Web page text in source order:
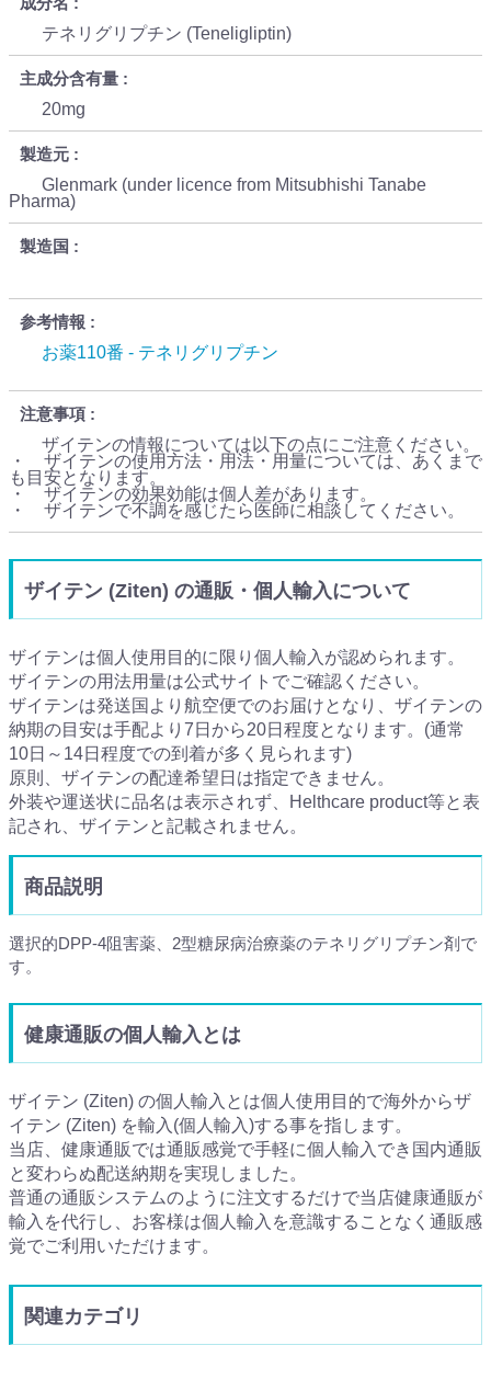
テネリグリプチン (Teneligliptin)
主成分含有量
20mg
製造元
Glenmark (under licence from Mitsubhishi Tanabe
Pharma)
製造国
参考情報
お薬110番 - テネリグリプチン
注意事項
ザイテンの情報については以下の点にご注意ください。
・ ザイテンの使用方法・用法・用量については、あくまで
も目安となります。
・ ザイテンの効果効能は個人差があります。
・ ザイテンで不調を感じたら医師に相談してください。
ザイテン (Ziten) の通販・個人輸入について
ザイテンは個人使用目的に限り個人輸入が認められます。
ザイテンの用法用量は公式サイトでご確認ください。
ザイテンは発送国より航空便でのお届けとなり、ザイテンの
納期の目安は手配より7日から20日程度となります。(通常
10日～14日程度での到着が多く見られます)
原則、ザイテンの配達希望日は指定できません。
外装や運送状に品名は表示されず、Helthcare product等と表
記され、ザイテンと記載されません。
商品説明
選択的DPP-4阻害薬、2型糖尿病治療薬のテネリグリプチン剤で
す。
健康通販の個人輸入とは
ザイテン (Ziten) の個人輸入とは個人使用目的で海外からザ
イテン (Ziten) を輸入(個人輸入)する事を指します。
当店、健康通販では通販感覚で手軽に個人輸入でき国内通販
と変わらぬ配送納期を実現しました。
普通の通販システムのように注文するだけで当店健康通販が
輸入を代行し、お客様は個人輸入を意識することなく通販感
覚でご利用いただけます。
関連カテゴリ